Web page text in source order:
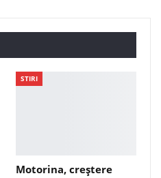
STIRI
Motorina, creștere